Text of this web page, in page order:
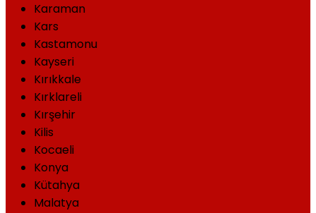
Karaman
Kars
Kastamonu
Kayseri
Kırıkkale
Kırklareli
Kırşehir
Kilis
Kocaeli
Konya
Kütahya
Malatya